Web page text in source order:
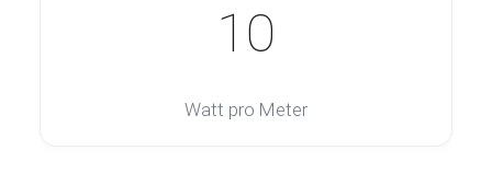
10
Watt pro Meter